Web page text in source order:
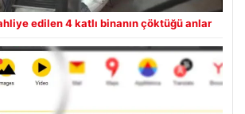
edilen 4 katlı binanın çöktüğü anlar